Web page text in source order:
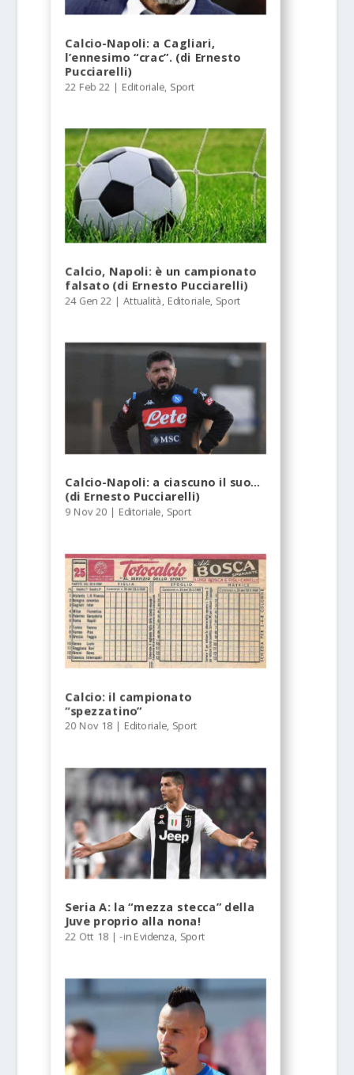
Calcio-Napoli: a Cagliari,
l’ennesimo “crac”. (di Ernesto
Pucciarelli)
22 Feb 22 | Editoriale, Sport
Calcio, Napoli: è un campionato
falsato (di Ernesto Pucciarelli)
24 Gen 22 |Attualità Editoriale ,Sport
Calcio-Napoli: a ciascuno il suo…
(di Ernesto Pucciarelli)
9 Nov 20 | Editoriale, Sport
Calcio: il campionato
“spezzatino”
20 Nov 18 | Editoriale, Sport
Seria A: la “mezza stecca” della
Juve proprio alla nona!
22 Ott 18 |-in Evidenza, Sport